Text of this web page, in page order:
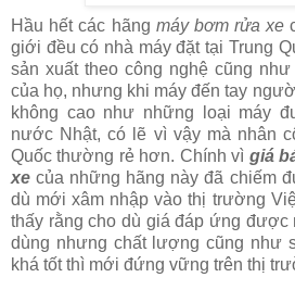
Hầu hết các hãng máy bơm rửa xe
giới đều có nhà máy đặt tại Trung
sản xuất theo công nghệ cũng
của họ, nhưng khi máy đến tay
không cao như những loại máy
nước Nhật, có lẽ vì vậy mà nhân
Quốc thường rẻ hơn. Chính vì giá
xe của những hãng này đã chiếm
dù mới xâm nhập vào thị trường
thấy rằng cho dù giá đáp ứng
dùng nhưng chất lượng cũng như
khá tốt thì mới đứng vững trên thị